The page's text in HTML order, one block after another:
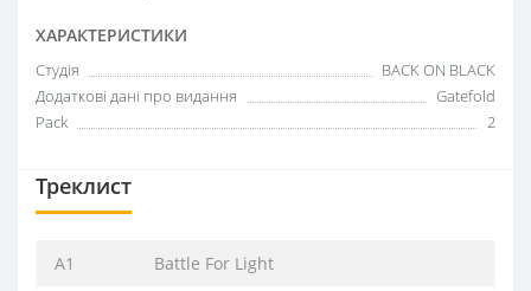
ХАРАКТЕРИСТИКИ
Студія
BACK ON BLACK
Додаткові дані про видання
Gatefold
Pack
2
Треклист
A1 Battle For Light